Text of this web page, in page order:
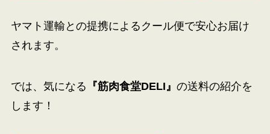
ヤマト運輸との提携によるクール便で安心お届け
されます。
では、気になる 『筋肉食堂DELI 』 の送料の紹介を
します！